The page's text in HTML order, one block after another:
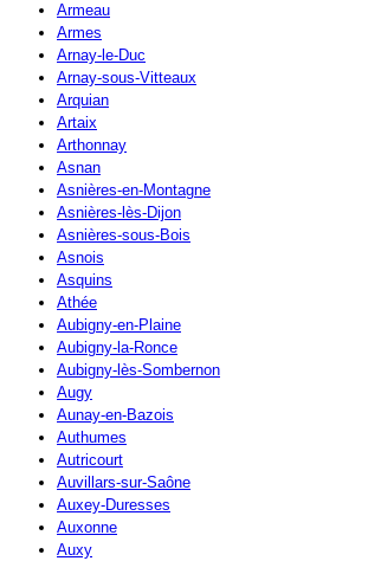
Armeau
Armes
Arnay-le-Duc
Arnay-sous-Vitteaux
Arquian
Artaix
Arthonnay
Asnan
Asnières-en-Montagne
Asnières-lès-Dijon
Asnières-sous-Bois
Asnois
Asquins
Athée
Aubigny-en-Plaine
Aubigny-la-Ronce
Aubigny-lès-Sombernon
Augy
Aunay-en-Bazois
Authumes
Autricourt
Auvillars-sur-Saône
Auxey-Duresses
Auxonne
Auxy